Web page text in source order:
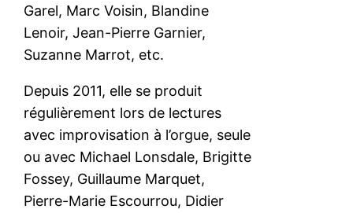
Garel, Marc Voisin, Blandine
Lenoir, Jean-Pierre Garnier,
Suzanne Marrot, etc.
Depuis 2011, elle se produit
régulièrement lors de lectures
avec improvisation à l’orgue, seule
ou avec Michael Lonsdale, Brigitte
Fossey, Guillaume Marquet,
Pierre-Marie Escourrou, Didier